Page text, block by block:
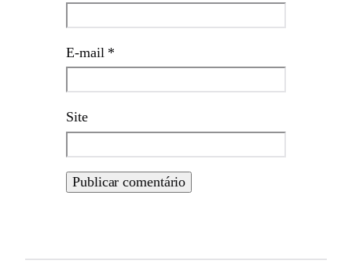
E-mail *
Site